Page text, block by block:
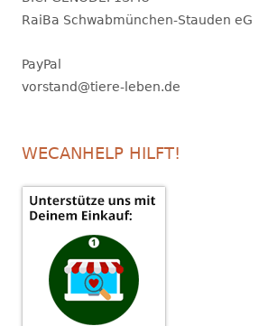
RaiBa Schwabmünchen-Stauden eG
PayPal
vorstand@tiere-leben.de
WECANHELP HILFT!